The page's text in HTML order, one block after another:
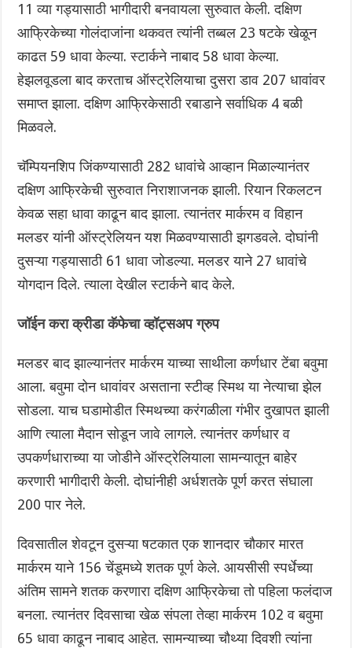
11 व्या गड्यासाठी भागीदारी बनवायला सुरुवात केली. दक्षिण
आफ्रिकेच्या गोलंदाजांना थकवत त्यांनी तब्बल 23 षटके खेळून
काढत 59 धावा केल्या. स्टार्कने नाबाद 58 धावा केल्या.
हेझलवूडला बाद करताच ऑस्ट्रेलियाचा दुसरा डाव 207 धावांवर
समाप्त झाला. दक्षिण आफ्रिकेसाठी रबाडाने सर्वाधिक 4 बळी
मिळवले.
चॅम्पियनशिप जिंकण्यासाठी 282 धावांचे आव्हान मिळाल्यानंतर
दक्षिण आफ्रिकेची सुरुवात निराशाजनक झाली. रियान रिकलटन
केवळ सहा धावा काढून बाद झाला. त्यानंतर मार्करम व विहान
मलडर यांनी ऑस्ट्रेलियन यश मिळवण्यासाठी झगडवले. दोघांनी
दुसऱ्या गड्यासाठी 61 धावा जोडल्या. मलडर याने 27 धावांचे
योगदान दिले. त्याला देखील स्टार्कने बाद केले.
जॉईन करा क्रीडा कॅफेचा व्हॉट्सअप ग्रुप
मलडर बाद झाल्यानंतर मार्करम याच्या साथीला कर्णधार टेंबा बवुमा
आला. बवुमा दोन धावांवर असताना स्टीव्ह स्मिथ या नेत्याचा झेल
सोडला. याच घडामोडीत स्मिथच्या करंगळीला गंभीर दुखापत झाली
आणि त्याला मैदान सोडून जावे लागले. त्यानंतर कर्णधार व
उपकर्णधाराच्या या जोडीने ऑस्ट्रेलियाला सामन्यातून बाहेर
करणारी भागीदारी केली. दोघांनीही अर्धशतके पूर्ण करत संघाला
200 पार नेले.
दिवसातील शेवटून दुसऱ्या षटकात एक शानदार चौकार मारत
मार्करम याने 156 चेंडूमध्ये शतक पूर्ण केले. आयसीसी स्पर्धेच्या
अंतिम सामने शतक करणारा दक्षिण आफ्रिकेचा तो पहिला फलंदाज
बनला. त्यानंतर दिवसाचा खेळ संपला तेव्हा मार्करम 102 व बवुमा
65 धावा काढून नाबाद आहेत. सामन्याच्या चौथ्या दिवशी त्यांना